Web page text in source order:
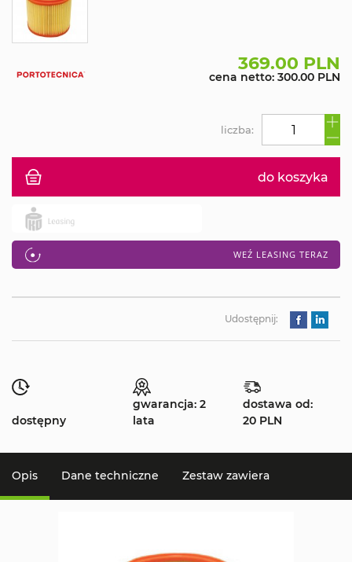
369.00 PLN
cena netto: 300.00 PLN
do koszyka
WEŹ LEASING TERAZ
liczba:
Udostępnij:
dostępny
gwarancja: 2
lata
dostawa od:
20 PLN
Opis Dane techniczne Zestaw zawiera